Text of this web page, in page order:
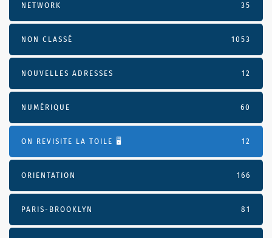
NETWORK 35
NON CLASSÉ 1053
NOUVELLES ADRESSES 12
NUMÉRIQUE 60
ON REVISITE LA TOILE 🖥️ 12
ORIENTATION 166
PARIS-BROOKLYN 81